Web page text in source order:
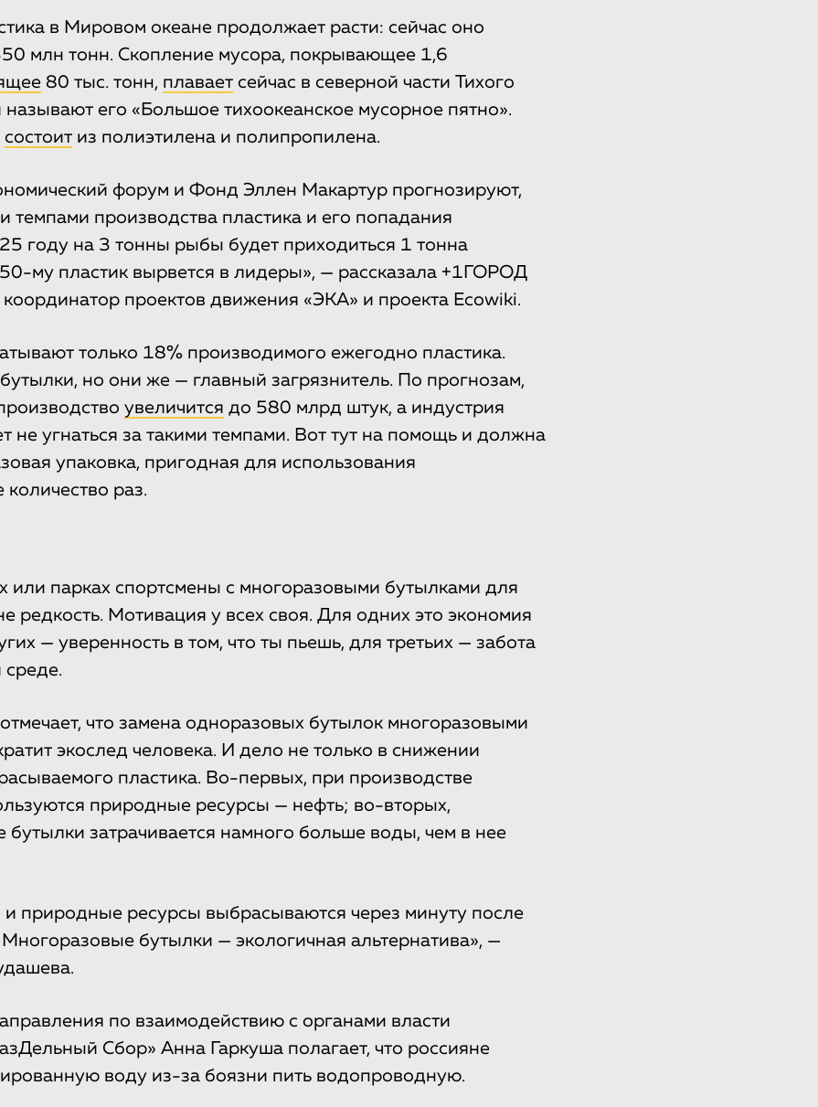
в Мировом океане продолжает расти: сейчас оно
млн тонн. Скопление мусора, покрывающее 1,6
80 тыс. тонн, плаваетсейчас в северной части Тихого
называют его «Большое тихоокеанское мусорное пятно».
состоитиз полиэтилена и полипропилена.
форум и Фонд Эллен Макартур прогнозируют,
темпами производства пластика и его попадания
году на 3 тонны рыбы будет приходиться 1 тонна
му пластик вырвется в лидеры», — рассказала +1ГОРОД
проектов движения «ЭКА» и проекта Ecowiki.
только 18% производимого ежегодно пластика.
но они же — главный загрязнитель. По прогнозам,
увеличится до 580 млрд штук, а индустрия
не угнаться за такими темпами. Вот тут на помощь и должна
упаковка, пригодная для использования
раз.
или парках спортсмены с многоразовыми бутылками для
редкость. Мотивация у всех своя. Для одних это экономия
— уверенность в том, что ты пьешь, для третьих — забота
что замена одноразовых бутылок многоразовыми
экослед человека. И дело не только в снижении
пластика. Во-первых, при производстве
природные ресурсы — нефть; во-вторых,
бутылки затрачивается намного больше воды, чем в нее
и природные ресурсы выбрасываются через минуту после
бутылки — экологичная альтернатива», —
по взаимодействию с органами власти
Сбор» Анна Гаркуша полагает, что россияне
воду из-за боязни пить водопроводную.